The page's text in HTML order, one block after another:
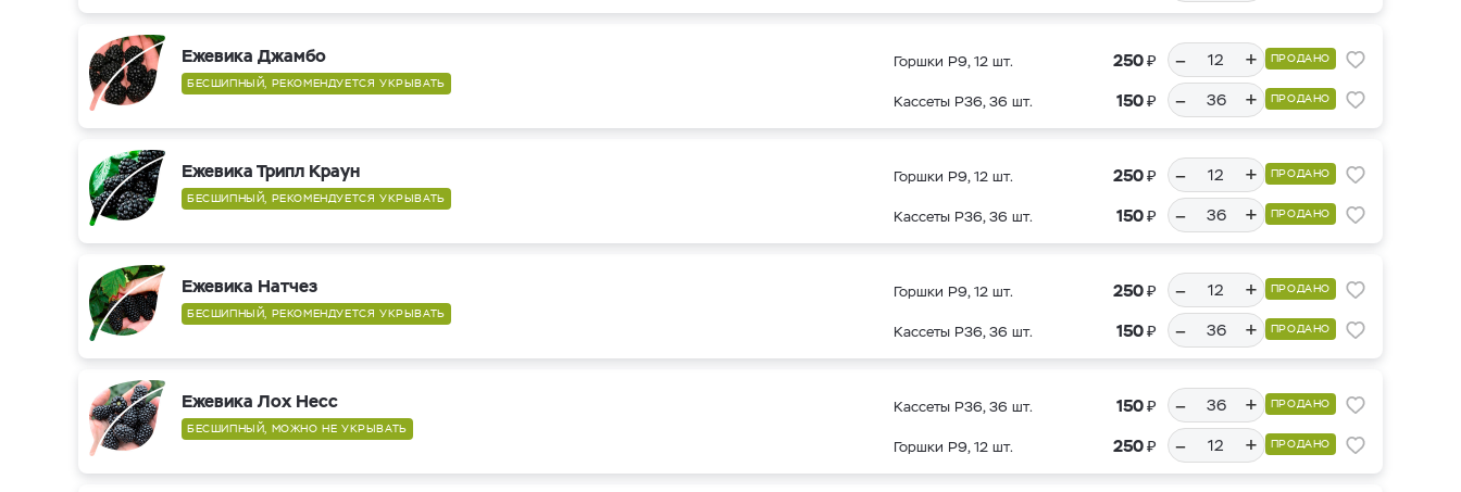
Ежевика Джамбо
БЕСШИПНЫЙ, РЕКОМЕНДУЕТСЯ УКРЫВАТЬ
Горшки Р9, 12 шт. 250₽ – + ПРОДАНО
Кассеты Р36, 36 шт. 150₽ – + ПРОДАНО
Ежевика Трипл Краун
БЕСШИПНЫЙ, РЕКОМЕНДУЕТСЯ УКРЫВАТЬ
Горшки Р9, 12 шт. 250₽ – + ПРОДАНО
Кассеты Р36, 36 шт. 150₽ – + ПРОДАНО
Ежевика Натчез
БЕСШИПНЫЙ, РЕКОМЕНДУЕТСЯ УКРЫВАТЬ
Горшки Р9, 12 шт. 250₽ – + ПРОДАНО
Кассеты Р36, 36 шт. 150₽ – + ПРОДАНО
Ежевика Лох Несс
БЕСШИПНЫЙ, МОЖНО НЕ УКРЫВАТЬ
Кассеты Р36, 36 шт. 150₽ – + ПРОДАНО
Горшки Р9, 12 шт. 250₽ – + ПРОДАНО